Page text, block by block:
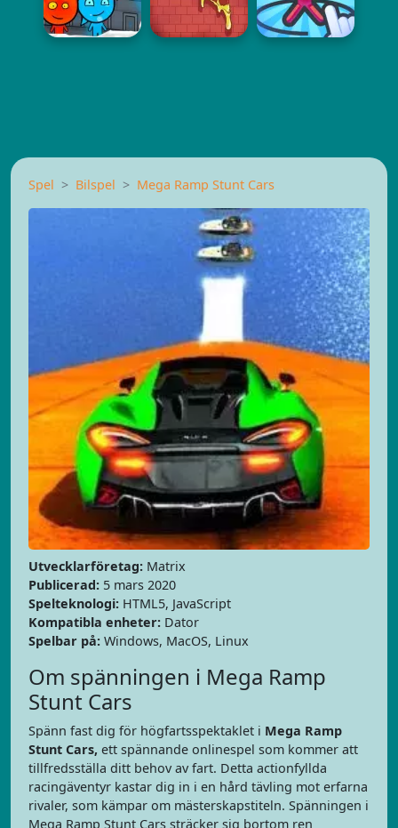
Spel Bilspel Mega Ramp Stunt Cars
Utvecklarföretag: Matrix
Publicerad: 5 mars 2020
Spelteknologi: HTML5, JavaScript
Kompatibla enheter: Dator
Spelbar på: Windows, MacOS, Linux
Om spänningen i Mega Ramp
Stunt Cars
Spänn fast dig för högfartsspektaklet i Mega Ramp
Stunt Cars, ett spännande onlinespel som kommer att
tillfredsställa ditt behov av fart. Detta actionfyllda
racingäventyr kastar dig in i en hård tävling mot erfarna
rivaler, som kämpar om mästerskapstiteln. Spänningen i
Mega Ramp Stunt Cars sträcker sig bortom ren